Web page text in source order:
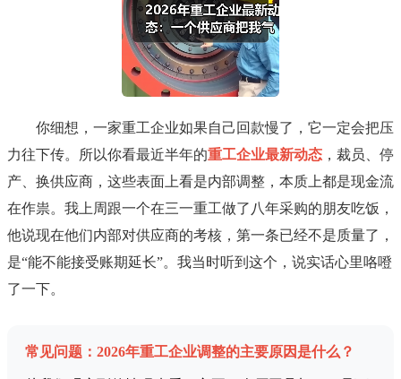
你细想，一家重工企业如果自己回款慢了，它一定会把压
力往下传。所以你看最近半年的重工企业最新动态 ，裁员、停
产、换供应商，这些表面上看是内部调整，本质上都是现金流
在作祟。我上周跟一个在三一重工做了八年采购的朋友吃饭，
他说现在他们内部对供应商的考核，第一条已经不是质量了，
是“能不能接受账期延长”。我当时听到这个，说实话心里咯噔
了一下。
常见问题：2026年重工企业调整的主要原因是什么？